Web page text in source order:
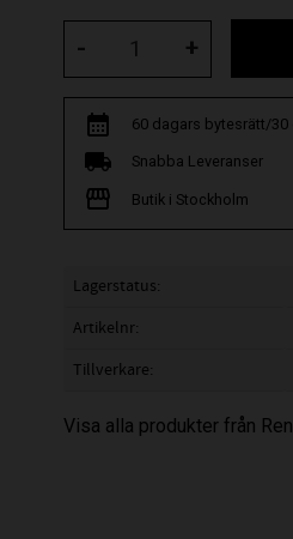
+
-
60 dagars bytesrätt/
Snabba Leveranser
Butik i Stockholm
Lagerstatus
Artikelnr
Tillverkare
Visa alla produkter från